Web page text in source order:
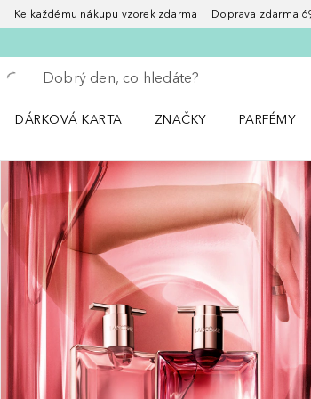
Ke každému nákupu vzorek zdarma Doprava zdarma
Vraťte se
Proveďte vyhledávání
DÁRKOVÁ KARTA
ZNAČKY
PARFÉMY